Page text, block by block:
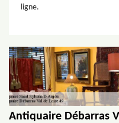
ligne.
Antiquaire Débarras